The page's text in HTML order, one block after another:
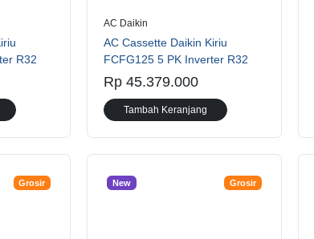
R32
AC Daikin
AC Cassette Daikin Kiriu
FCFG125 5 PK Inverter R32
Rp 45.379.000
Tambah Keranjang
Grosir New Grosir